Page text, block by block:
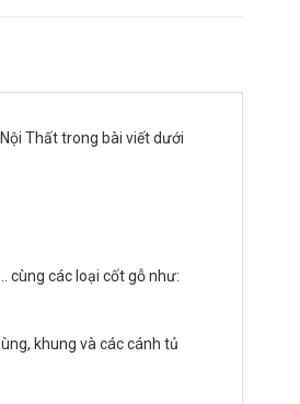
Thất trong bài viết dưới
cùng các loại cốt gỗ như:
khung và các cánh tủ